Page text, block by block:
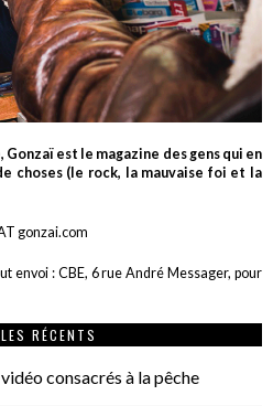
est le magazine des gens qui en
choses (le rock, la mauvaise foi et la
gonzai.com
envoi : CBE, 6 rue André Messager, pour
RÉCENTS
consacrés à la pêche